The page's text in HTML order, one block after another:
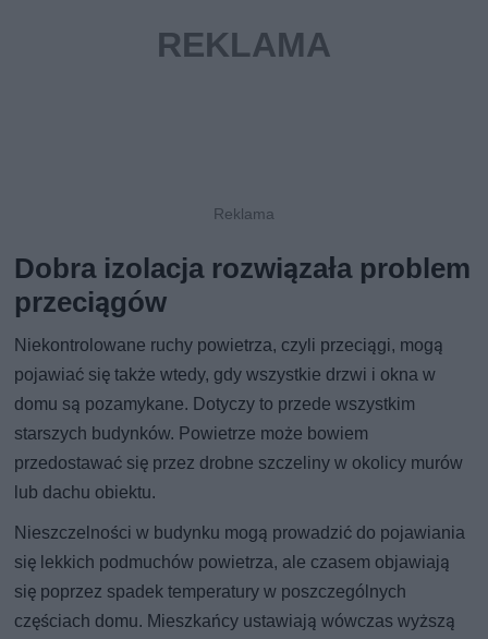
Dobra izolacja rozwiązała problem
przeciągów
Niekontrolowane ruchy powietrza, czyli przeciągi, mogą
pojawiać się także wtedy, gdy wszystkie drzwi i okna w
domu są pozamykane. Dotyczy to przede wszystkim
starszych budynków. Powietrze może bowiem
przedostawać się przez drobne szczeliny w okolicy murów
lub dachu obiektu.
Nieszczelności w budynku mogą prowadzić do pojawiania
się lekkich podmuchów powietrza, ale czasem objawiają
się poprzez spadek temperatury w poszczególnych
częściach domu. Mieszkańcy ustawiają wówczas wyższą